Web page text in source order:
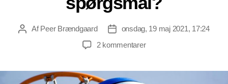
Indlægsforfatter
AfPeer Brændgaard Indlægsdato
onsdag, 19 maj 2021, 17:24
2 kommentarertil